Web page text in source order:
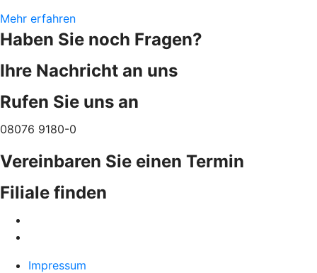
Mehr erfahren
Haben Sie noch Fragen?
Ihre Nachricht an uns
Rufen Sie uns an
08076 9180-0
Vereinbaren Sie einen Termin
Filiale finden
Impressum